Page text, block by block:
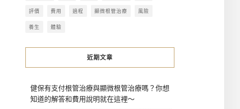
評價 費用 過程 顯微根管治療 風險
養生 體驗
近期文章
健保有支付根管治療與顯微根管治療嗎？你想
知道的解答和費用說明就在這裡～